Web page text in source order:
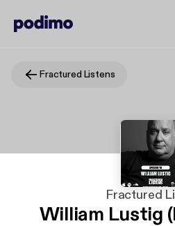
Fractured Listens
Fractured
William Lustig